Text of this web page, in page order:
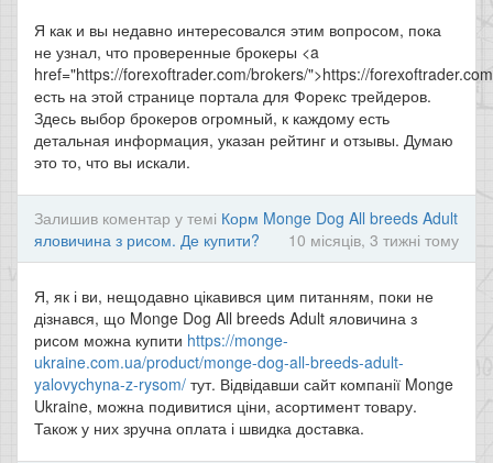
Я как и вы недавно интересовался этим вопросом, пока
не узнал, что проверенные брокеры <a
href="https://forexoftrader.com/brokers/">https://
есть на этой странице портала для Форекс трейдеров.
Здесь выбор брокеров огромный, к каждому есть
детальная информация, указан рейтинг и отзывы. Думаю
это то, что вы искали.
Залишив коментар у темі Корм Monge Dog All breeds Adult
яловичина з рисом. Де купити?
10 місяців, 3 тижні тому
Я, як і ви, нещодавно цікавився цим питанням, поки не
дізнався, що Monge Dog All breeds Adult яловичина з
рисом можна купити https://monge-
ukraine.com.ua/product/monge-dog-all-breeds-adult-
yalovychyna-z-rysom/ тут. Відвідавши сайт компанії Monge
Ukraine, можна подивитися ціни, асортимент товару.
Також у них зручна оплата і швидка доставка.